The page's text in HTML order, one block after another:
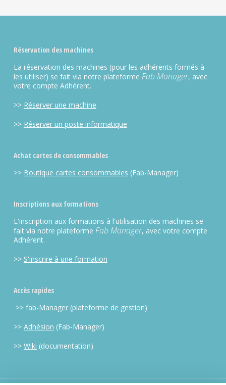
Réservation des machines
La réservation des machines (pour les adhérents formés à
les utiliser) se fait via notre plateforme Fab Manager, avec
votre compte Adhérent.
>> Réserver une machine
>> Réserver un poste informatique
Achat cartes de consommables
>> Boutique cartes consommables (Fab-Manager)
Inscriptions aux formations
L'inscription aux formations à l'utilisation des machines se
fait via notre plateforme Fab Manager, avec votre compte
Adhérent.
>> S'inscrire à une formation
Accès rapides
>> fab-Manager(plateforme de gestion)
>> Adhésion (Fab-Manager)
>> Wiki (documentation)